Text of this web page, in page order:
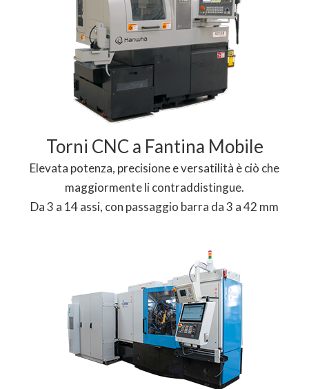
Torni CNC a Fantina Mobile
Elevata potenza, precisione e versatilità è ciò che
maggiormente li contraddistingue.
Da 3 a 14 assi, con passaggio barra da 3 a 42 mm